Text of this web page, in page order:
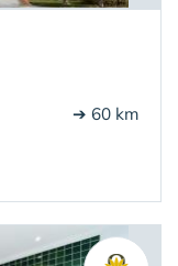
➔ 60 km